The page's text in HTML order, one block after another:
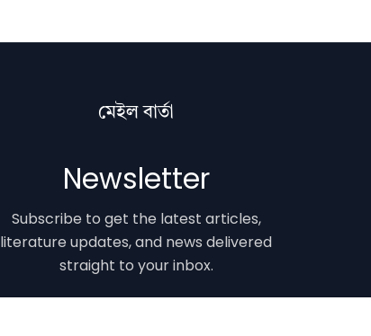
মেইল বাৰ্তা
Newsletter
Subscribe to get the latest articles,
literature updates, and news delivered
straight to your inbox.